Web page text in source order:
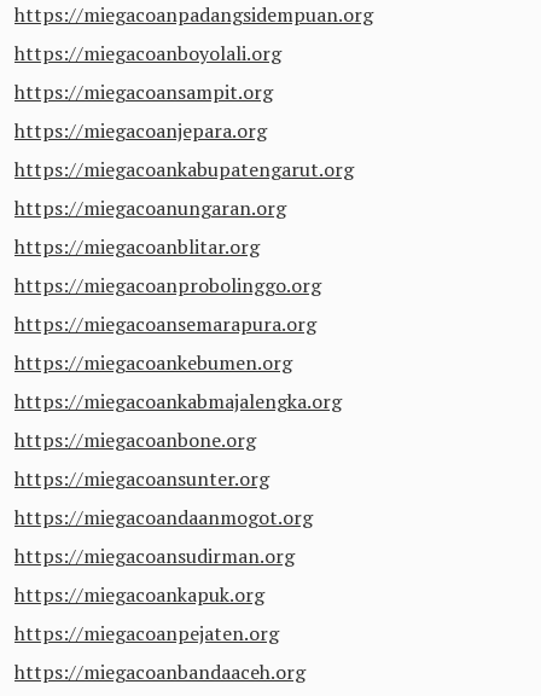
https://miegacoanpadangsidempuan.org
https://miegacoanboyolali.org
https://miegacoansampit.org
https://miegacoanjepara.org
https://miegacoankabupatengarut.org
https://miegacoanungaran.org
https://miegacoanblitar.org
https://miegacoanprobolinggo.org
https://miegacoansemarapura.org
https://miegacoankebumen.org
https://miegacoankabmajalengka.org
https://miegacoanbone.org
https://miegacoansunter.org
https://miegacoandaanmogot.org
https://miegacoansudirman.org
https://miegacoankapuk.org
https://miegacoanpejaten.org
https://miegacoanbandaaceh.org